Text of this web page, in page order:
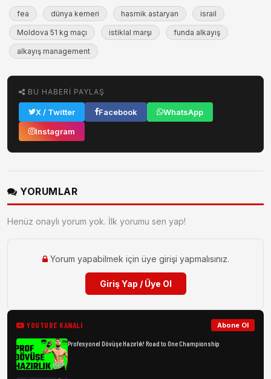
fea dünya kemeri hasmik astaryan israil
Moldova 51 kg maçı istiklal marşı funda alkayış
alkayış management
BU HABERI PAYLAŞ
X / Twitter Facebook
WhatsApp
Instagram
YORUMLAR
Henüz onaylı yorum yok. İlk yorumu sen yap!
Yorum yapabilmek için üye girişi yapmalısınız.
Giriş Yap / Üye Ol
YOUTUBE KANALI Abone Ol
Profesyonel Dövüşe Hazırlık! Road to One Championship